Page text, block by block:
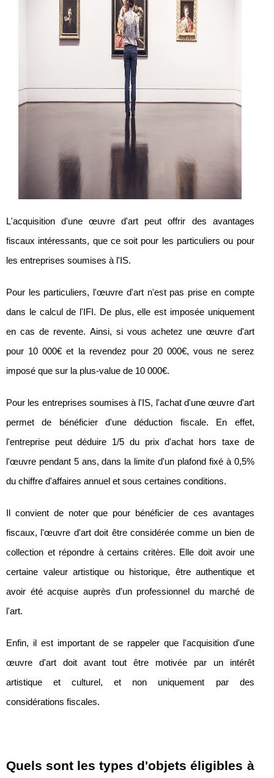
L'acquisition d'une œuvre d'art peut offrir des avantages
fiscaux intéressants, que ce soit pour les particuliers ou pour
les entreprises soumises à l'IS.
Pour les particuliers, l'œuvre d'art n'est pas prise en compte
dans le calcul de l'IFI. De plus, elle est imposée uniquement
en cas de revente. Ainsi, si vous achetez une œuvre d'art
pour 10 000€ et la revendez pour 20 000€, vous ne serez
imposé que sur la plus-value de 10 000€.
Pour les entreprises soumises à l'IS, l'achat d'une œuvre d'art
permet de bénéficier d'une déduction fiscale. En effet,
l'entreprise peut déduire 1/5 du prix d'achat hors taxe de
l'œuvre pendant 5 ans, dans la limite d'un plafond fixé à 0,5%
du chiffre d'affaires annuel et sous certaines conditions.
Il convient de noter que pour bénéficier de ces avantages
fiscaux, l'œuvre d'art doit être considérée comme un bien de
collection et répondre à certains critères. Elle doit avoir une
certaine valeur artistique ou historique, être authentique et
avoir été acquise auprès d'un professionnel du marché de
l'art.
Enfin, il est important de se rappeler que l'acquisition d'une
œuvre d'art doit avant tout être motivée par un intérêt
artistique et culturel, et non uniquement par des
considérations fiscales.
Quels sont les types d'objets éligibles à